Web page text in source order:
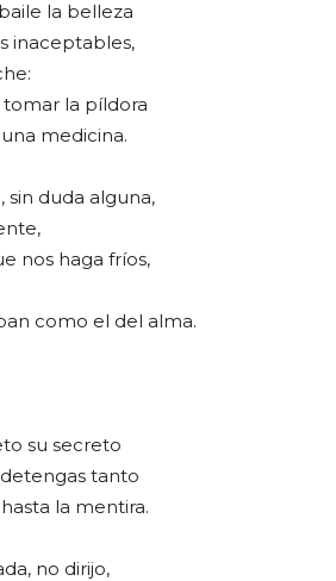
la belleza
inaceptables,
la píldora
medicina.
sin duda alguna,
nos haga fríos,
como el del alma.
su secreto
tanto
la mentira.
no dirijo,